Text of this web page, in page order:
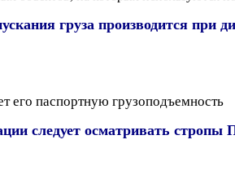
груза производится при
его паспортную грузоподъемность
следует осматривать стропы